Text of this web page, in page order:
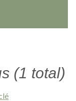
(1 total)